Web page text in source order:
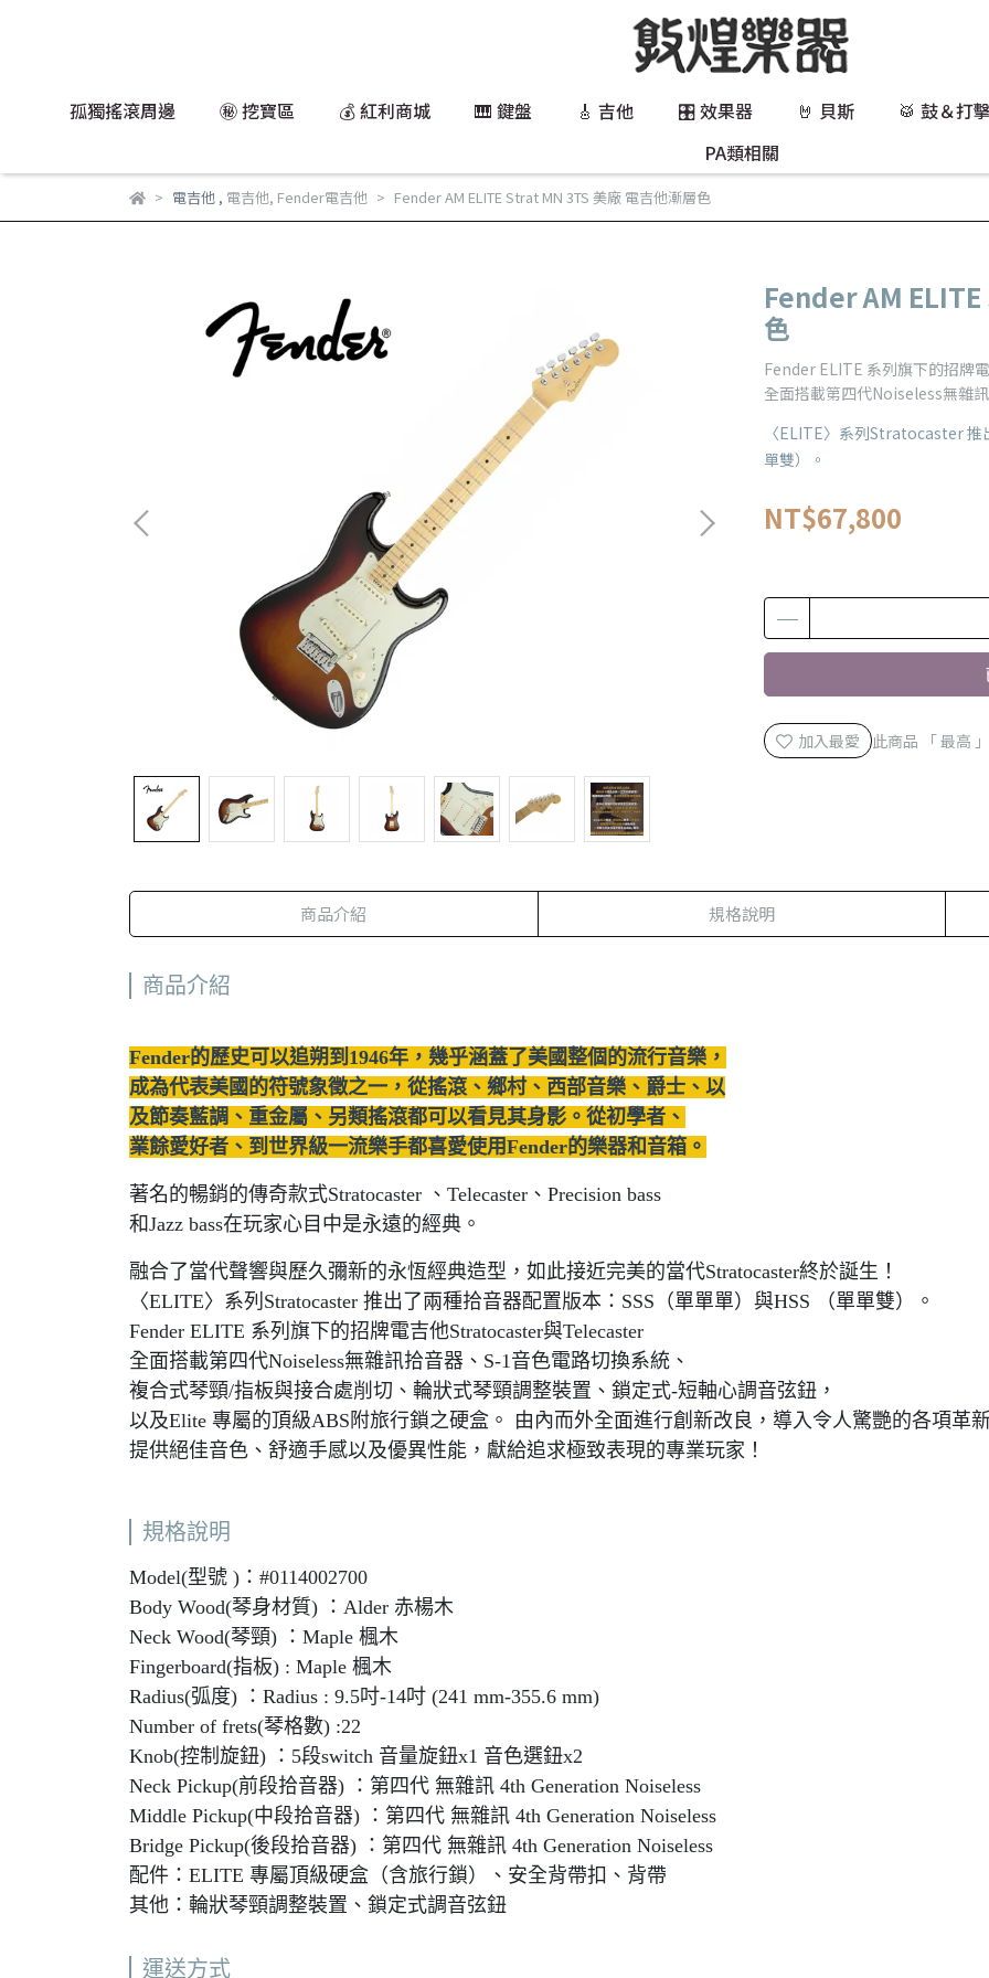
孤獨搖滾周邊 ㊙️ 挖寶區 💰 紅利商城 🎹 鍵盤 🎸 吉他 🎛️ 效果器 🤘 貝斯
🥁 鼓＆打
PA類相關
電吉他, 電吉他, Fender電吉他 Fender AM ELITE Strat MN 3TS 美廠 電吉他漸層色
Fender AM
色
Fender ELITE 系列旗下的招
全面搭載第四代Noiseless無雜
〈ELITE〉系列Stratocaster 推
單雙）。
NT$67,800
加入最愛 此商品 「 最高
商品介紹 規格說明
商品介紹
Fender的歷史可以追朔到1946年，幾乎涵蓋了美國整個的流行音樂，
成為代表美國的符號象徵之一，從搖滾、鄉村、西部音樂、爵士、以
及節奏藍調、重金屬、另類搖滾都可以看見其身影。從初學者、
業餘愛好者、到世界級一流樂手都喜愛使用Fender的樂器和音箱。
著名的暢銷的傳奇款式Stratocaster 、Telecaster、Precision bass
和Jazz bass在玩家心目中是永遠的經典。
融合了當代聲響與歷久彌新的永恆經典造型，如此接近完美的當代Stratocaster終於誕生！
〈ELITE〉系列Stratocaster 推出了兩種拾音器配置版本：SSS（單單單）與HSS （單單雙）。
Fender ELITE 系列旗下的招牌電吉他Stratocaster與Telecaster
全面搭載第四代Noiseless無雜訊拾音器、S-1音色電路切換系統、
複合式琴頸/指板與接合處削切、輪狀式琴頸調整裝置、鎖定式-短軸心調音弦鈕，
以及Elite 專屬的頂級ABS附旅行鎖之硬盒。 由內而外全面進行創新改良，導入令人驚艷的各項革
提供絕佳音色、舒適手感以及優異性能，獻給追求極致表現的專業玩家！
規格說明
Model(型號 )：#0114002700
Body Wood(琴身材質) ：Alder 赤楊木
Neck Wood(琴頸) ：Maple 楓木
Fingerboard(指板) : Maple 楓木
Radius(弧度) ：Radius : 9.5吋-14吋 (241 mm-355.6 mm)
Number of frets(琴格數) :22
Knob(控制旋鈕) ：5段switch 音量旋鈕x1 音色選鈕x2
Neck Pickup(前段拾音器) ：第四代 無雜訊 4th Generation Noiseless
Middle Pickup(中段拾音器) ：第四代 無雜訊 4th Generation Noiseless
Bridge Pickup(後段拾音器) ：第四代 無雜訊 4th Generation Noiseless
配件：ELITE 專屬頂級硬盒（含旅行鎖）、安全背帶扣、背帶
其他：輪狀琴頸調整裝置、鎖定式調音弦鈕
運送方式